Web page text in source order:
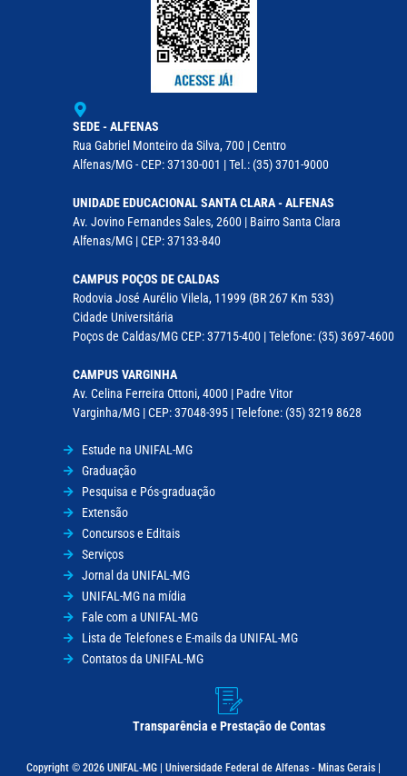
SEDE - ALFENAS
Rua Gabriel Monteiro da Silva, 700 | Centro
Alfenas/MG - CEP: 37130-001 | Tel.: (35) 3701-9000
UNIDADE EDUCACIONAL SANTA CLARA - ALFENAS
Av. Jovino Fernandes Sales, 2600 | Bairro Santa Clara
Alfenas/MG | CEP: 37133-840
CAMPUS POÇOS DE CALDAS
Rodovia José Aurélio Vilela, 11999 (BR 267 Km 533)
Cidade Universitária
Poços de Caldas/MG CEP: 37715-400 | Telefone: (35) 3697-4600
CAMPUS VARGINHA
Av. Celina Ferreira Ottoni, 4000 | Padre Vitor
Varginha/MG | CEP: 37048-395 | Telefone: (35) 3219 8628
Estude na UNIFAL-MG
Graduação
Pesquisa e Pós-graduação
Extensão
Concursos e Editais
Serviços
Jornal da UNIFAL-MG
UNIFAL-MG na mídia
Fale com a UNIFAL-MG
Lista de Telefones e E-mails da UNIFAL-MG
Contatos da UNIFAL-MG
Transparência e Prestação de Contas
Copyright © 2026 UNIFAL-MG | Universidade Federal de Alfenas - Minas Gerais |